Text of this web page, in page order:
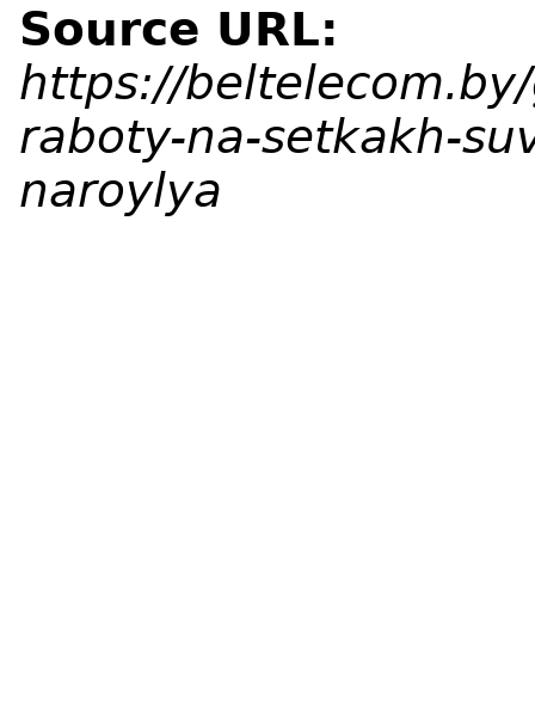
Source URL:
https://
raboty-na-setkakh-
naroylya